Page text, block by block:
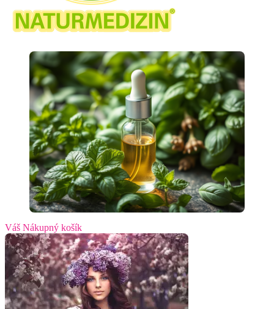
Váš Nákupný košík